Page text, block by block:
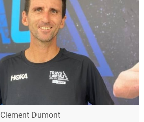
Clement Dumont